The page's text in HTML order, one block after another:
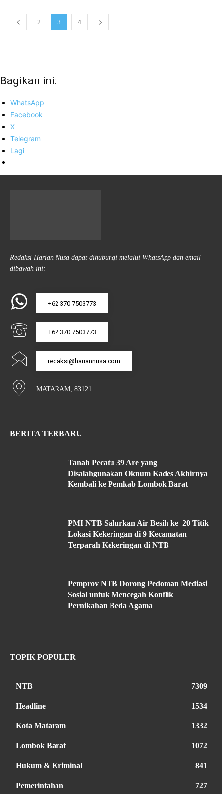
2 3 4
Bagikan ini:
WhatsApp
Facebook
X
Telegram
Lagi
Redaksi Harian Nusa dapat dihubungi melalui WhatsApp dan email
dibawah ini:
+62 370 7503773
+62 370 7503773
redaksi@hariannusa.com
MATARAM, 83121
BERITA TERBARU
Tanah Pecatu 39 Are yang
Disalahgunakan Oknum Kades Akhirnya
Kembali ke Pemkab Lombok Barat
PMI NTB Salurkan Air Besih ke 20 Titik
Lokasi Kekeringan di 9 Kecamatan
Terparah Kekeringan di NTB
Pemprov NTB Dorong Pedoman Mediasi
Sosial untuk Mencegah Konflik
Pernikahan Beda Agama
TOPIK POPULER
NTB 7309
Headline 1534
Kota Mataram 1332
Lombok Barat 1072
Hukum & Kriminal 841
Pemerintahan 727